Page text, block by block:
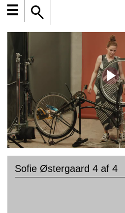
☰
Sofie Østergaard 4 af 4